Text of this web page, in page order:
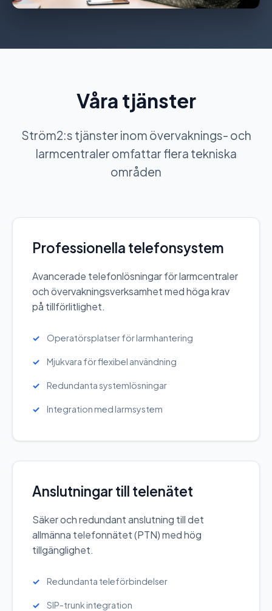
Våra tjänster
Ström2:s tjänster inom övervaknings- och
larmcentraler omfattar flera tekniska
områden
Professionella telefonsystem
Avancerade telefonlösningar för larmcentraler
och övervakningsverksamhet med höga krav
på tillförlitlighet.
Operatörsplatser för larmhantering
Mjukvara för flexibel användning
Redundanta systemlösningar
Integration med larmsystem
Anslutningar till telenätet
Säker och redundant anslutning till det
allmänna telefonnätet (PTN) med hög
tillgänglighet.
Redundanta teleförbindelser
SIP-trunk integration